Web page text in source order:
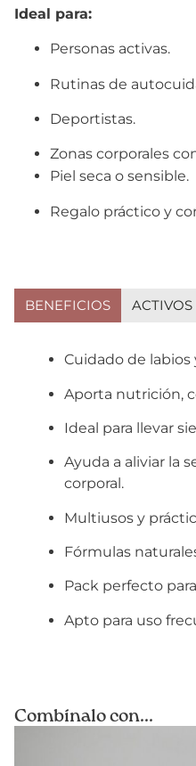
Ideal para:
Personas activas.
Rutinas de
Deportistas.
Zonas corporales
Piel seca o sensible.
Regalo práctico y
BENEFICIOS
Cuidado de labios
Aporta nutrición,
Ideal para llevar
Ayuda a aliviar la
corporal.
Multiusos y
Fórmulas
Pack perfecto
Apto para uso
Combínalo con...